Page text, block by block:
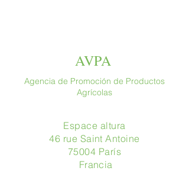
AVPA
Agencia de Promoción de Productos
Agrícolas
Espace altura
46 rue Saint Antoine
75004 París
​ Francia